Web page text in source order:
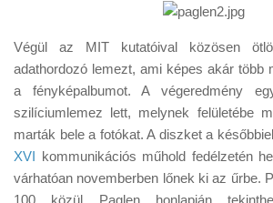
Végül az MIT kutatóival közösen
adathordozó lemezt, ami képes akár több
a fényképalbumot. A végeredmény
szilíciumlemez lett, melynek felületébe
marták bele a fotókat. A diszket a
XVI kommunikációs műhold fedélzetén
várhatóan novemberben lőnek ki az űrbe.
100 közül Paglen honlapján